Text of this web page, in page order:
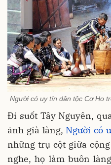
Người có uy tín dân tộc Cơ Ho
Đi suốt Tây Nguyên,
ảnh già làng, Người có
những trụ cột giữa
nghe, họ làm buôn